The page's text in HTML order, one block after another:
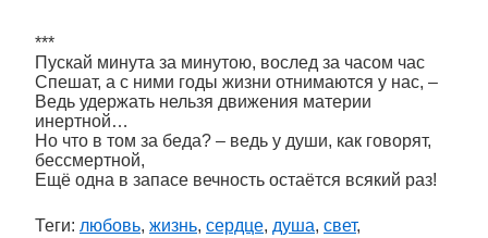
***
Пускай минута за минутою, вослед за часом час
Спешат, а с ними годы жизни отнимаются у нас, –
Ведь удержать нельзя движения материи
инертной…
Но что в том за беда? – ведь у души, как говорят,
бессмертной,
Ещё одна в запасе вечность остаётся всякий раз!
Теги: любовь, жизнь, сердце, душа, свет,